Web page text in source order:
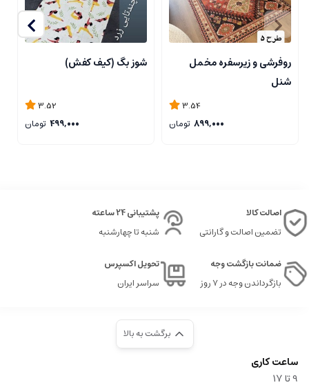
روفرشی و زیرسفره مخمل
شنل
3.54
899,000 تومان
شوز بگ (کیف کفش)
3.52
499,000 تومان
اصالت کالا
تضمین اصالت و گارانتی
پشتیبانی 24 ساعته
شنبه تا چهارشنبه
ضمانت بازگشت وجه
بازگرداندن وجه در ۷ روز
تحویل اکسپرس
سراسر ایران
برگشت به بالا
ساعت کاری
9‌ تا ۱۷